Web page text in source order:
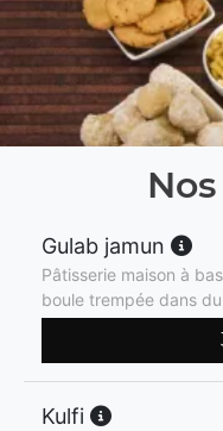
Gulab jamun
Pâtisserie maison à
boule trempée dans
Kulfi